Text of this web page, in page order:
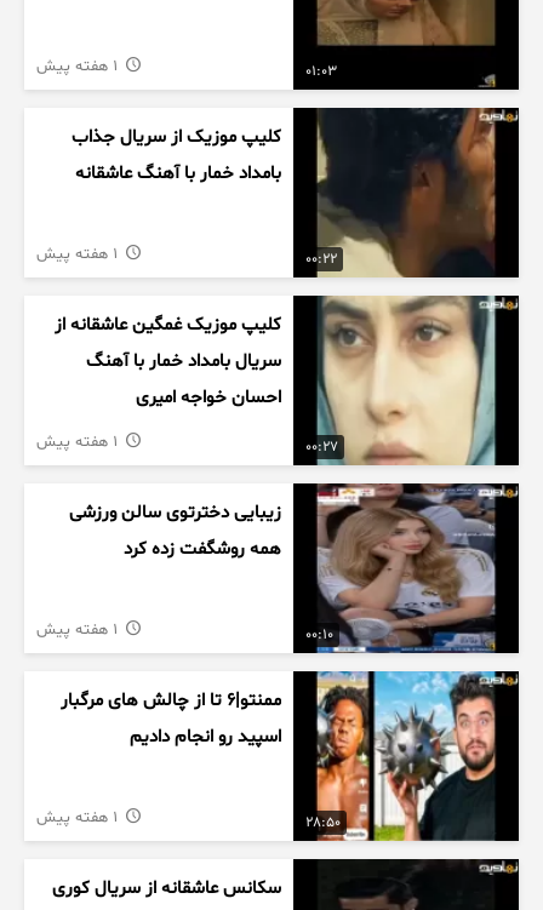
01:03
00:22
کلیپ موزیک از سریال جذاب
بامداد خمار با آهنگ عاشقانه
00:27
کلیپ موزیک غمگین عاشقانه از
سریال بامداد خمار با آهنگ
احسان خواجه امیری
00:10
زیبایی دخترتوی سالن ورزشی
همه روشگفت زده کرد
28:50
ممنتو|۶ تا از چالش های مرگبار
اسپید رو انجام دادیم
سکانس عاشقانه از سریال کوری